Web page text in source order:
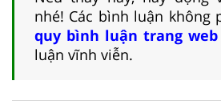
nhé! Các bình luận không
quy bình luận trang web
luận vĩnh viễn.